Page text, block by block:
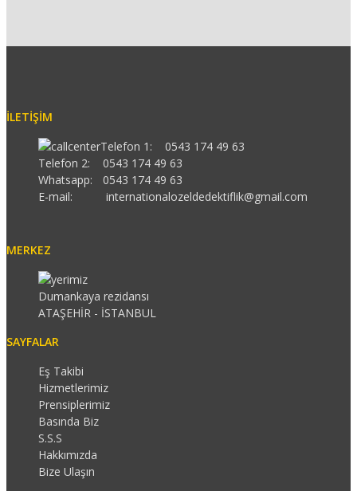
İLETIŞIM
Telefon 1:
0543 174 49 63
Telefon 2:
0543 174 49 63
Whatsapp:
0543 174 49 63
E-mail:
internationalozeldedektiflik@gmail.com
MERKEZ
Dumankaya rezidansı
ATAŞEHİR - İSTANBUL
SAYFALAR
Eş Takibi
Hizmetlerimiz
Prensiplerimiz
Basında Biz
S.S.S
Hakkımızda
Bize Ulaşın